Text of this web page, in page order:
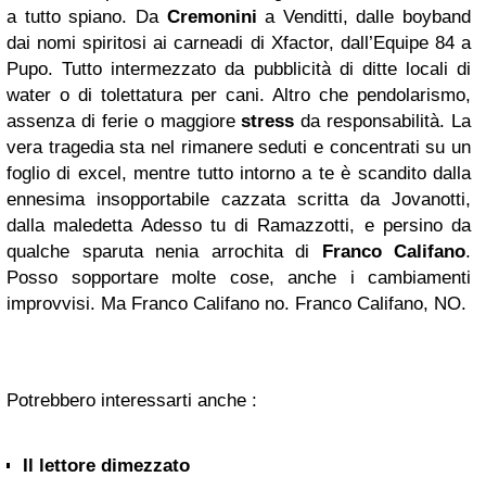
a tutto spiano. Da Cremonini a Venditti, dalle boyband
dai nomi spiritosi ai carneadi di Xfactor, dall’Equipe 84 a
Pupo. Tutto intermezzato da pubblicità di ditte locali di
water o di tolettatura per cani. Altro che pendolarismo,
assenza di ferie o maggiorestress da responsabilità. La
vera tragedia sta nel rimanere seduti e concentrati su un
foglio di excel, mentre tutto intorno a te è scandito dalla
ennesima insopportabile cazzata scritta da Jovanotti,
dalla maledetta Adesso tu di Ramazzotti, e persino da
qualche sparuta nenia arrochita di Franco Califano.
Posso sopportare molte cose, anche i cambiamenti
improvvisi. Ma Franco Califano no. Franco Califano, NO.
Potrebbero interessarti anche :
Il lettore dimezzato